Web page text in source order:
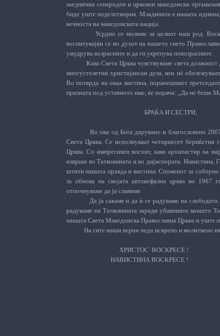
заеднички сенароден и црковен македонски
биде уште поделотворна. Младината е нашата
вечноста на македонската нација.
Усрдно се молиме за целиот наш род.
воспитувајќи се во духот на нашето свето
умудрува возрасните и да ги укрепува повозрасните.
Како Света Црква чувствуваме света
многустолетни христијански дела, кои нè
Во потврда на оваа вистина, поранешниот
призната под уставното име, ќе порача: „Да не беше
БРАЌА И СЕСТРИ,
Во ова од Бога дарувано и благословено
Света Црква. Се исполнуваат четириесет бериќетни
Црква. Со импресивен восхит, како архипастир на
изврши во Татковината и во дијаспората. Навистина,
штити нашата правда и вистина. Споменот за соборно
за обнова на својата автокефална црква во 1967
отпочнуваме да ја славиме.
Да ја сакаме и да ѝ се радуваме на
радуваме на Татковината заради убавините коишто
нашата Света Македонска Православна Црква и уште
На сите наши верни чеда искрено и молитвено
ХРИСТОС ВОСКРЕСЕ !
НАВИСТИНА ВОСКРЕСЕ !